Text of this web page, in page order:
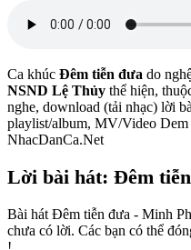
Ca khúc Đêm tiễn đưa do
NSND Lệ Thủy thể hiện,
nghe, download (tải nhạc) lời
playlist/album, MV/Video Dem
NhacDanCa.Net
Lời bài hát: Đêm
Bài hát Đêm tiễn đưa - Minh
chưa có lời. Các bạn có thể
!